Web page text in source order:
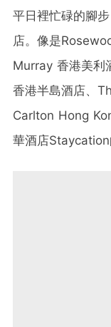
平日裡忙碌的腳
店。像是
Murray 香港美利
香港半島酒店、
Carlton Hong
華酒店Staycation